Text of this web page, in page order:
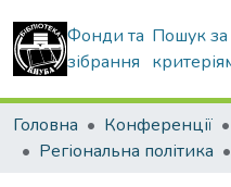
Фонди та
зібрання
Пошук за
Головна Конференції
Регіональна політика